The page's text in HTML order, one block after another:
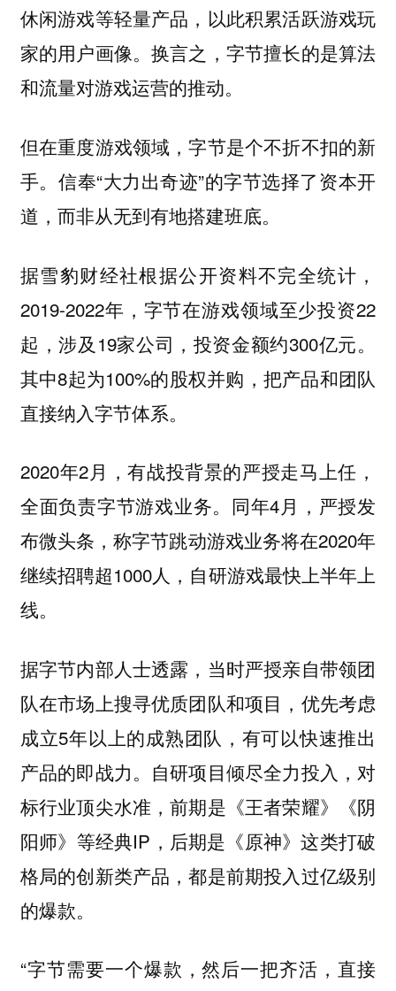
休闲游戏等轻量产品，以此积累活跃游戏玩
家的用户画像。换言之，字节擅长的是算法
和流量对游戏运营的推动。
但在重度游戏领域，字节是个不折不扣的新
手。信奉“大力出奇迹”的字节选择了资本开
道，而非从无到有地搭建班底。
据雪豹财经社根据公开资料不完全统计，
2019-2022年，字节在游戏领域至少投资22
起，涉及19家公司，投资金额约300亿元。
其中8起为100%的股权并购，把产品和团队
直接纳入字节体系。
2020年2月，有战投背景的严授走马上任，
全面负责字节游戏业务。同年4月，严授发
布微头条，称字节跳动游戏业务将在2020年
继续招聘超1000人，自研游戏最快上半年上
线。
据字节内部人士透露，当时严授亲自带领团
队在市场上搜寻优质团队和项目，优先考虑
成立5年以上的成熟团队，有可以快速推出
产品的即战力。自研项目倾尽全力投入，对
标行业顶尖水准，前期是《王者荣耀》《阴
阳师》等经典IP，后期是《原神》这类打破
格局的创新类产品，都是前期投入过亿级别
的爆款。
“字节需要一个爆款，然后一把齐活，直接